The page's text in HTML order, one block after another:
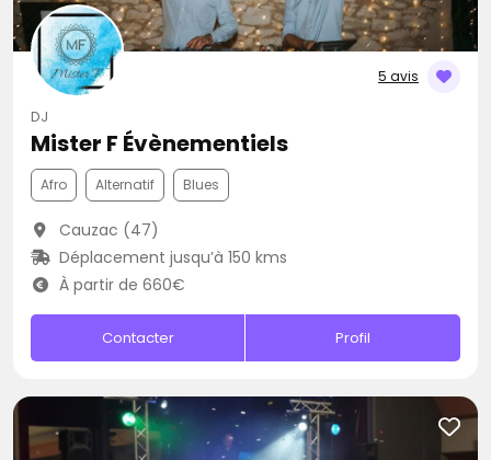
5 avis
DJ
Mister F Évènementiels
Afro Alternatif Blues
Cauzac (47)
Déplacement jusqu’à 150 kms
À partir de 660€
Contacter Profil